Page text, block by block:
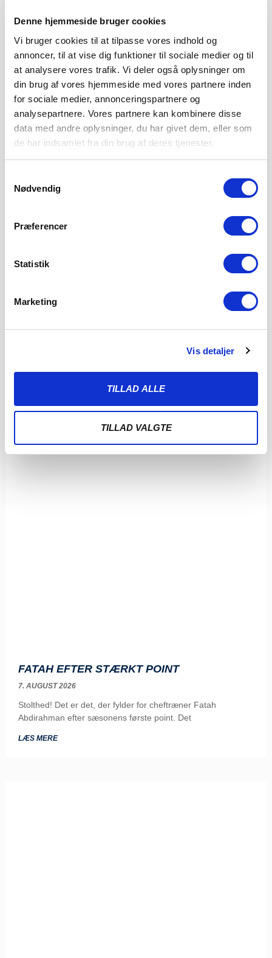
Denne hjemmeside bruger cookies
Vi bruger cookies til at tilpasse vores indhold og
annoncer, til at vise dig funktioner til sociale medier og til
at analysere vores trafik. Vi deler også oplysninger om
din brug af vores hjemmeside med vores partnere inden
for sociale medier, annonceringspartnere og
analysepartnere. Vores partnere kan kombinere disse
data med andre oplysninger, du har givet dem, eller som
de har indsamlet fra din brug af deres tjenester.
Nødvendig
Præferencer
Statistik
Marketing
Vis detaljer
TILLAD ALLE
TILLAD VALGTE
MAGNUS JENSEN TIL FCM
Sønderjyske Fodbold har med omgående virkning solgt
LÆS MERE
FATAH EFTER STÆRKT POINT
7. AUGUST 2026
Stolthed! Det er det, der fylder for cheftræner Fatah
Abdirahman efter sæsonens første point. Det
LÆS MERE